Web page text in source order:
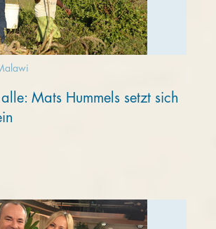
Mats Hummels setzt sich